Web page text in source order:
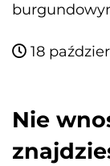
18
Nie